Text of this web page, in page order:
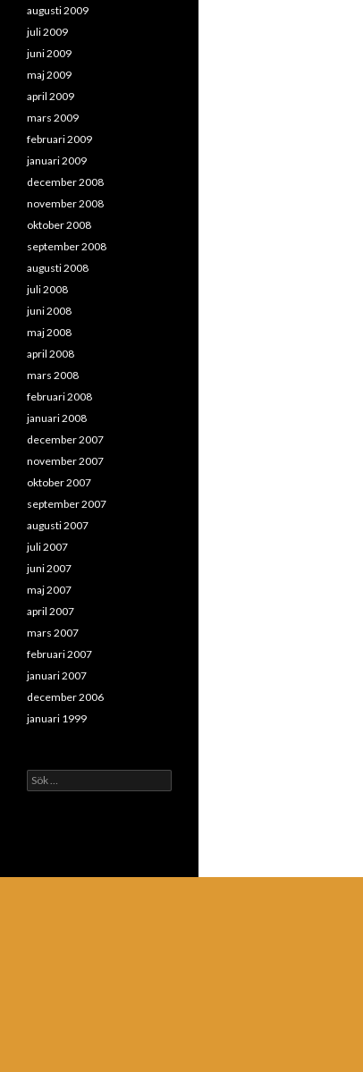
augusti 2009
juli 2009
juni 2009
maj 2009
april 2009
mars 2009
februari 2009
januari 2009
december 2008
november 2008
oktober 2008
september 2008
augusti 2008
juli 2008
juni 2008
maj 2008
april 2008
mars 2008
februari 2008
januari 2008
december 2007
november 2007
oktober 2007
september 2007
augusti 2007
juli 2007
juni 2007
maj 2007
april 2007
mars 2007
februari 2007
januari 2007
december 2006
januari 1999
Sök
efter: